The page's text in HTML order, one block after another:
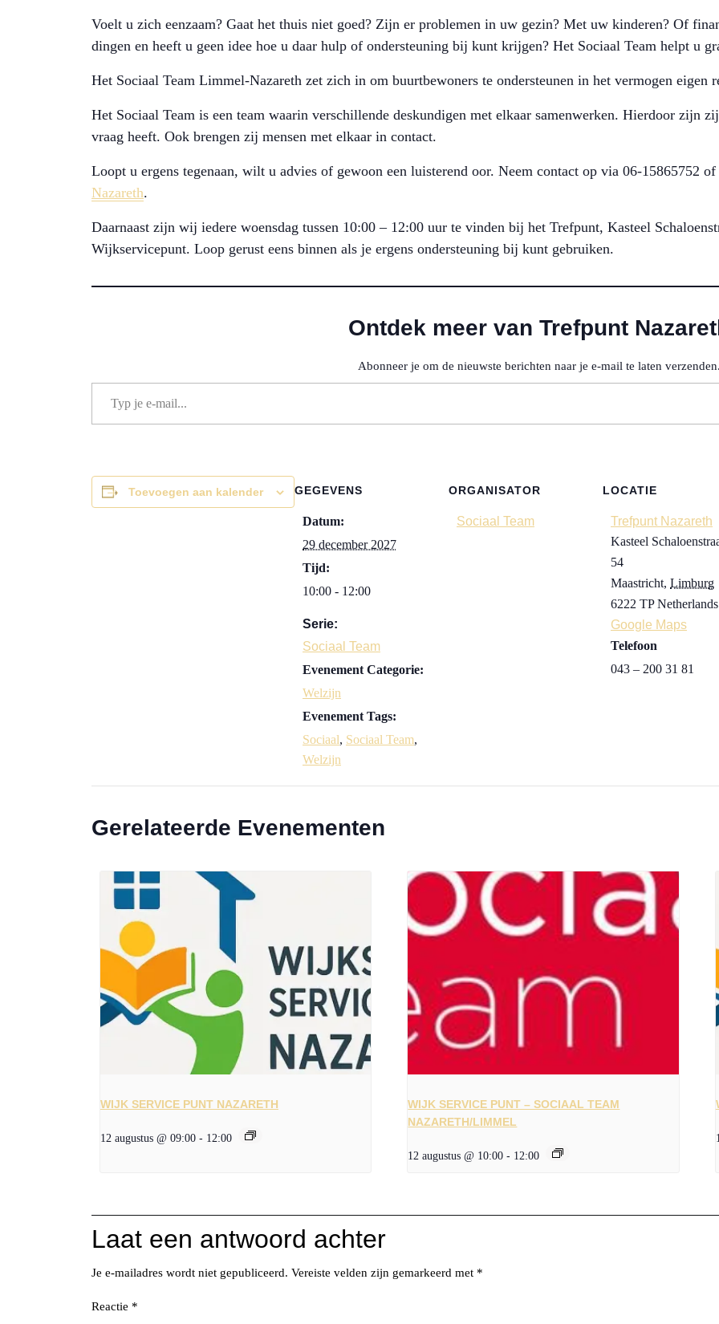
Voelt u zich eenzaam? Gaat het thuis niet goed? Zijn er problemen in uw gezin? Met uw kinderen? Of
dingen en heeft u geen idee hoe u daar hulp of ondersteuning bij kunt krijgen? Het Sociaal Team helpt u
Het Sociaal Team Limmel-Nazareth zet zich in om buurtbewoners te ondersteunen in het vermogen eigen
Het Sociaal Team is een team waarin verschillende deskundigen met elkaar samenwerken. Hierdoor zijn
vraag heeft. Ook brengen zij mensen met elkaar in contact.
Loopt u ergens tegenaan, wilt u advies of gewoon een luisterend oor. Neem contact op via 06-15865752
Nazareth.
Daarnaast zijn wij iedere woensdag tussen 10:00 – 12:00 uur te vinden bij het Trefpunt, Kasteel
Wijkservicepunt. Loop gerust eens binnen als je ergens ondersteuning bij kunt gebruiken.
Ontdek meer van Trefpunt
Abonneer je om de nieuwste berichten naar je e-mail te laten verzenden.
Typ je e-mail...
Toevoegen aan kalender GEGEVENS
Datum:
29 december 2027
Tijd:
10:00 - 12:00
Serie:
Sociaal Team
Evenement Categorie:
Welzijn
Evenement Tags:
Sociaal, Sociaal Team,
Welzijn
ORGANISATOR
Sociaal Team
LOCATIE
Trefpunt Nazareth
Kasteel
54
Maastricht, Limburg
6222 TP Netherlands
Google Maps
Telefoon
043 – 200 31 81
Gerelateerde Evenementen
WIJK SERVICE PUNT NAZARETH
12 augustus @ 09:00 - 12:00
WIJK SERVICE PUNT – SOCIAAL TEAM
NAZARETH/LIMMEL
12 augustus @ 10:00 - 12:00
Laat een antwoord achter
Je e-mailadres wordt niet gepubliceerd. Vereiste velden zijn gemarkeerd met *
Reactie *